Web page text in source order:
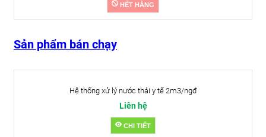
HẾT HÀNG
Sản phẩm bán chạy
Hệ thống xử lý nước thải y tế 2m3/ngđ
Liên hệ
CHI TIẾT